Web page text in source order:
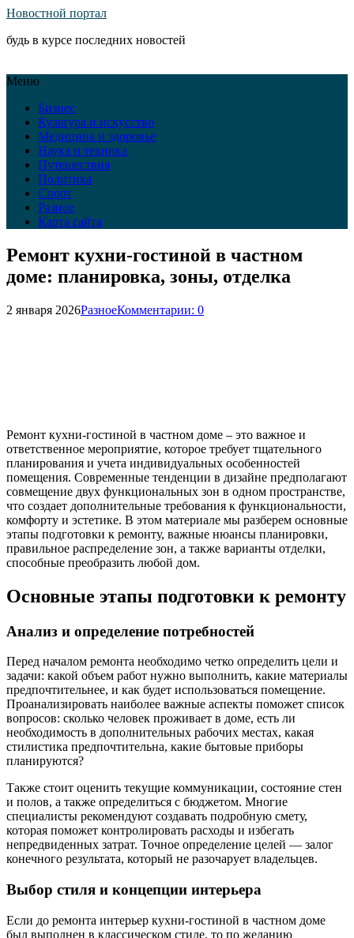
Новостной портал
будь в курсе последних новостей
Меню
Бизнес
Культура и искусство
Медицина и здоровье
Наука и техника
Путешествия
Политика
Спорт
Разное
Карта сайта
Ремонт кухни-гостиной в частном
доме: планировка, зоны, отделка
2 января 2026РазноеКомментарии: 0
Ремонт кухни-гостиной в частном доме – это важное и
ответственное мероприятие, которое требует тщательного
планирования и учета индивидуальных особенностей
помещения. Современные тенденции в дизайне предполагают
совмещение двух функциональных зон в одном пространстве,
что создает дополнительные требования к функциональности,
комфорту и эстетике. В этом материале мы разберем основные
этапы подготовки к ремонту, важные нюансы планировки,
правильное распределение зон, а также варианты отделки,
способные преобразить любой дом.
Основные этапы подготовки к ремонту
Анализ и определение потребностей
Перед началом ремонта необходимо четко определить цели и
задачи: какой объем работ нужно выполнить, какие материалы
предпочтительнее, и как будет использоваться помещение.
Проанализировать наиболее важные аспекты поможет список
вопросов: сколько человек проживает в доме, есть ли
необходимость в дополнительных рабочих местах, какая
стилистика предпочтительна, какие бытовые приборы
планируются?
Также стоит оценить текущие коммуникации, состояние стен
и полов, а также определиться с бюджетом. Многие
специалисты рекомендуют создавать подробную смету,
которая поможет контролировать расходы и избегать
непредвиденных затрат. Точное определение целей — залог
конечного результата, который не разочарует владельцев.
Выбор стиля и концепции интерьера
Если до ремонта интерьер кухни-гостиной в частном доме
был выполнен в классическом стиле, то по желанию